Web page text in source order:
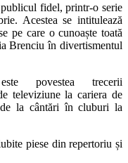
fidel, printr-o serie
Acestea se intitulează
pe care o cunoaște toată
Brenciu în divertismentul
povestea trecerii
televiziune la cariera de
la cântări în cluburi la
piese din repertoriu și